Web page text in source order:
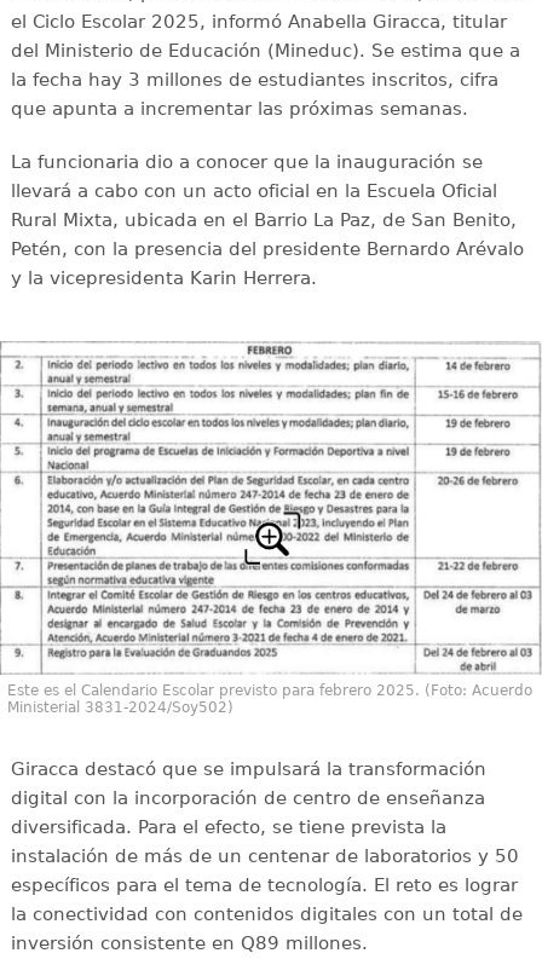
el Ciclo Escolar 2025, informó Anabella Giracca, titular
del Ministerio de Educación (Mineduc). Se estima que a
la fecha hay 3 millones de estudiantes inscritos, cifra
que apunta a incrementar las próximas semanas.
La funcionaria dio a conocer que la inauguración se
llevará a cabo con un acto oficial en la Escuela Oficial
Rural Mixta, ubicada en el Barrio La Paz, de San Benito,
Petén, con la presencia del presidente Bernardo Arévalo
y la vicepresidenta Karin Herrera.
Este es el Calendario Escolar previsto para febrero 2025. (Foto: Acuerdo
Ministerial 3831-2024/Soy502)
Giracca destacó que se impulsará la transformación
digital con la incorporación de centro de enseñanza
diversificada. Para el efecto, se tiene prevista la
instalación de más de un centenar de laboratorios y 50
específicos para el tema de tecnología. El reto es lograr
la conectividad con contenidos digitales con un total de
inversión consistente en Q89 millones.